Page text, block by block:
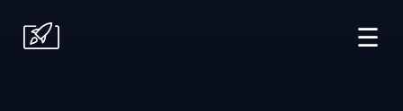
☰